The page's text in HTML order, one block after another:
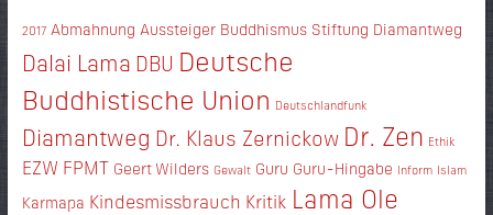
2017 Abmahnung Aussteiger Buddhismus Stiftung Diamantweg
Dalai Lama DBU Deutsche
Buddhistische Union Deutschlandfunk
Diamantweg Dr. Klaus Zernickow Dr. Zen Ethik
EZW FPMT Geert Wilders Gewalt Guru Guru-Hingabe Inform Islam
Karmapa Kindesmissbrauch Kritik Lama Ole